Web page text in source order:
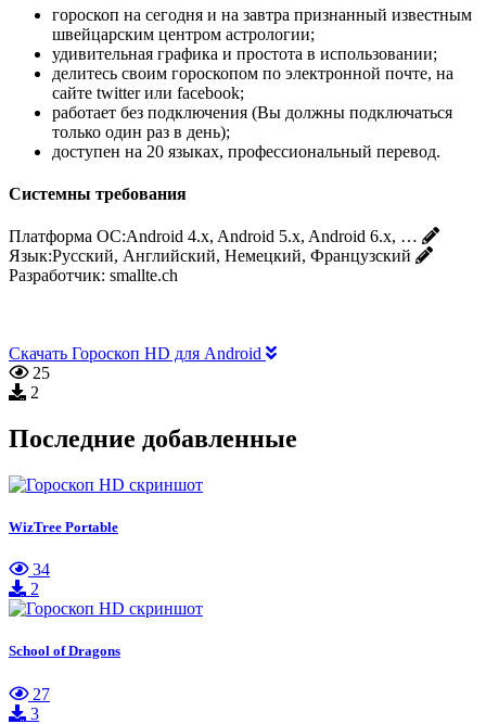
гороскоп на сегодня и на завтра признанный известным
швейцарским центром астрологии;
удивительная графика и простота в использовании;
делитесь своим гороскопом по электронной почте, на
сайте twitter или facebook;
работает без подключения (Вы должны подключаться
только один раз в день);
доступен на 20 языках, профессиональный перевод.
Системны требования
Платформа ОС:Android 4.x, Android 5.x, Android 6.x, …
Язык:Русский, Английский, Немецкий, Французский
Разработчик: smallte.ch
Скачать Гороскоп HD для Android
25
2
Последние добавленные
WizTree Portable
34
2
School of Dragons
27
3